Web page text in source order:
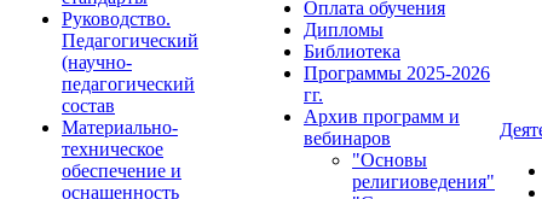
Руководство.
Педагогический
(научно-
педагогический
состав
Материально-
техническое
обеспечение и
оснащенность
Оплата обучения
Дипломы
Библиотека
Программы 2025-2026
гг.
Архив программ и
вебинаров
"Основы
религиоведения"